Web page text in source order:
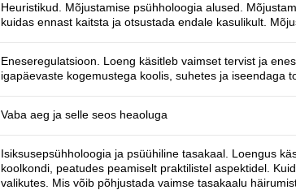
Heuristikud. Mõjustamise psühholoogia alused.
kuidas ennast kaitsta ja otsustada endale kasulikult.
Eneseregulatsioon. Loeng käsitleb vaimset tervist ja
igapäevaste kogemustega koolis, suhetes ja iseendaga
Vaba aeg ja selle seos heaoluga
Isiksusepsühholoogia ja psüühiline tasakaal. Loengus
koolkondi, peatudes peamiselt praktilistel aspektidel.
valikutes. Mis võib põhjustada vaimse tasakaalu